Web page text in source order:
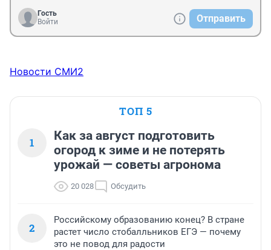
Гость
Войти
Отправить
Новости СМИ2
ТОП 5
1
Как за август подготовить
огород к зиме и не потерять
урожай — советы агронома
20 028 Обсудить
2
Российскому образованию конец? В стране
растет число стобалльников ЕГЭ — почему
это не повод для радости